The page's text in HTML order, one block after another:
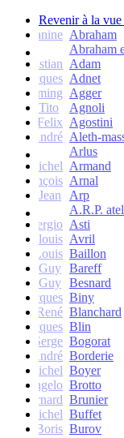
Revenir à la vue
Janine Abraham
Abraham
Christian Adam
Jacques Adnet
Flemming Agger
Tito
Agnoli
Felix Agostini
André Aleth-
Arlus
Michel Armand
François Arnal
Jean
Arp
A.R.P.
Sergio Asti
Jean-louis Avril
Louis Baillon
Guy Bareff
Guy Besnard
Jacques Biny
René Blanchard
Jacques Blin
Serge Bogorat
André Borderie
Michel Boyer
Angelo Brotto
Bernard Brunier
Michel Buffet
Boris Burov